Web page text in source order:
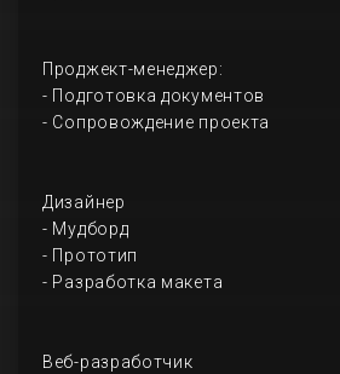
Проджект-менеджер:
- Подготовка документов
- Сопровождение проекта
Дизайнер
- Мудборд
- Прототип
- Разработка макета
Веб-разработчик